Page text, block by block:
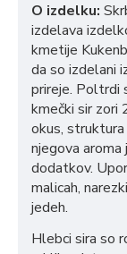
O izdelku:
izdelava
kmetije
da so izdelani
prireje. Poltrdi
kmečki sir zori
okus,
njegova
dodatkov.
malicah,
jedeh.
Hlebci sira so